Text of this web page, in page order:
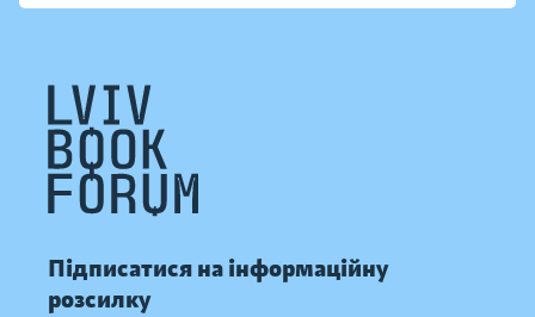
Підписатися на інформаційну
розсилку